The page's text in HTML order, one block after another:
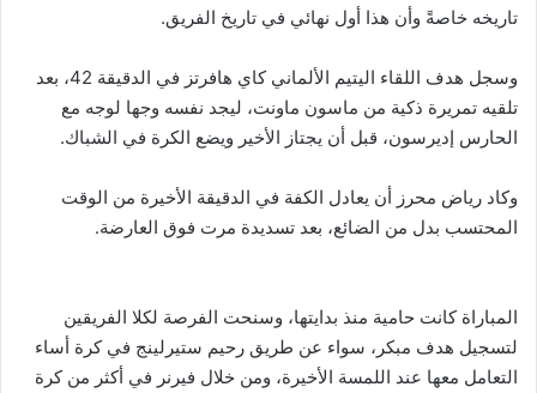
تاريخه خاصةً وأن هذا أول نهائي في تاريخ الفريق.
وسجل هدف اللقاء اليتيم الألماني كاي هافرتز في الدقيقة 42، بعد
تلقيه تمريرة ذكية من ماسون ماونت، ليجد نفسه وجها لوجه مع
الحارس إديرسون، قبل أن يجتاز الأخير ويضع الكرة في الشباك.
وكاد رياض محرز أن يعادل الكفة في الدقيقة الأخيرة من الوقت
المحتسب بدل من الضائع، بعد تسديدة مرت فوق العارضة.
المباراة كانت حامية منذ بدايتها، وسنحت الفرصة لكلا الفريقين
لتسجيل هدف مبكر، سواء عن طريق رحيم ستيرلينج في كرة أساء
التعامل معها عند اللمسة الأخيرة، ومن خلال فيرنر في أكثر من كرة